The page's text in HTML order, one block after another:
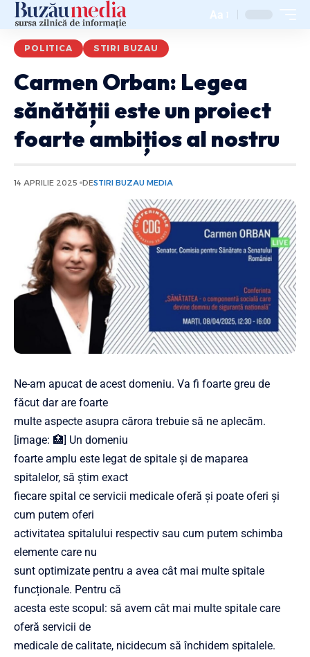
Aa
POLITICA STIRI BUZAU
Carmen Orban: Legea
sănătății este un proiect
foarte ambițios al nostru
14 APRILIE 2025 DESTIRI BUZAU MEDIA
Ne-am apucat de acest domeniu. Va fi foarte greu de
făcut dar are foarte
multe aspecte asupra cărora trebuie să ne aplecăm.
[image: 🏥] Un domeniu
foarte amplu este legat de spitale și de maparea
spitalelor, să știm exact
fiecare spital ce servicii medicale oferă și poate oferi și
cum putem oferi
activitatea spitalului respectiv sau cum putem schimba
elemente care nu
sunt optimizate pentru a avea cât mai multe spitale
funcționale. Pentru că
acesta este scopul: să avem cât mai multe spitale care
oferă servicii de
medicale de calitate, nicidecum să închidem spitalele.